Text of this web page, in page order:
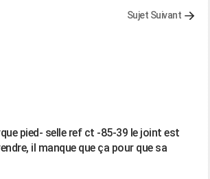
Sujet Suivant
pied- selle ref ct -85-39 le joint est
il manque que ça pour que sa